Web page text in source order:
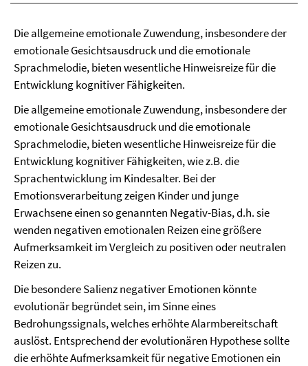
Die allgemeine emotionale Zuwendung, insbesondere der
emotionale Gesichtsausdruck und die emotionale
Sprachmelodie, bieten wesentliche Hinweisreize für die
Entwicklung kognitiver Fähigkeiten.
Die allgemeine emotionale Zuwendung, insbesondere der
emotionale Gesichtsausdruck und die emotionale
Sprachmelodie, bieten wesentliche Hinweisreize für die
Entwicklung kognitiver Fähigkeiten, wie z.B. die
Sprachentwicklung im Kindesalter. Bei der
Emotionsverarbeitung zeigen Kinder und junge
Erwachsene einen so genannten Negativ-Bias, d.h. sie
wenden negativen emotionalen Reizen eine größere
Aufmerksamkeit im Vergleich zu positiven oder neutralen
Reizen zu.
Die besondere Salienz negativer Emotionen könnte
evolutionär begründet sein, im Sinne eines
Bedrohungssignals, welches erhöhte Alarmbereitschaft
auslöst. Entsprechend der evolutionären Hypothese sollte
die erhöhte Aufmerksamkeit für negative Emotionen ein